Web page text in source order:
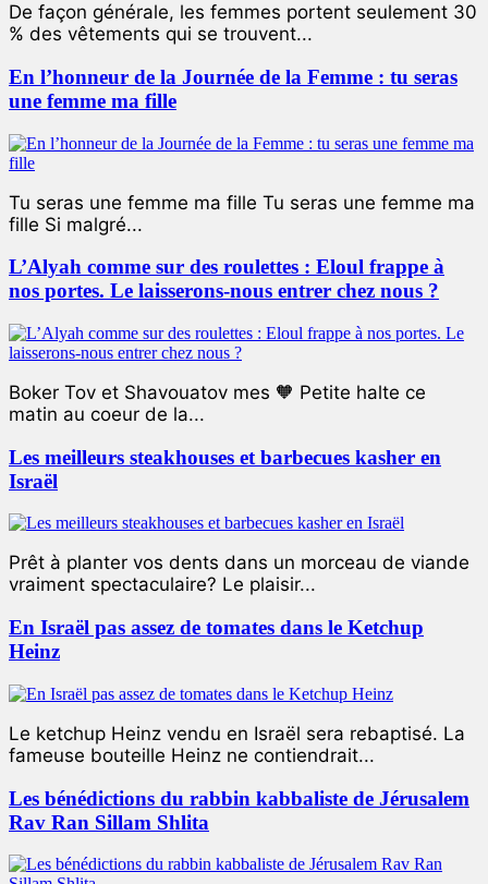
De façon générale, les femmes portent seulement 30
% des vêtements qui se trouvent...
En l’honneur de la Journée de la Femme : tu seras
une femme ma fille
Tu seras une femme ma fille Tu seras une femme ma
fille Si malgré...
L’Alyah comme sur des roulettes : Eloul frappe à
nos portes. Le laisserons-nous entrer chez nous ?
Boker Tov et Shavouatov mes 🧡 Petite halte ce
matin au coeur de la...
Les meilleurs steakhouses et barbecues kasher en
Israël
Prêt à planter vos dents dans un morceau de viande
vraiment spectaculaire? Le plaisir...
En Israël pas assez de tomates dans le Ketchup
Heinz
Le ketchup Heinz vendu en Israël sera rebaptisé. La
fameuse bouteille Heinz ne contiendrait...
Les bénédictions du rabbin kabbaliste de Jérusalem
Rav Ran Sillam Shlita